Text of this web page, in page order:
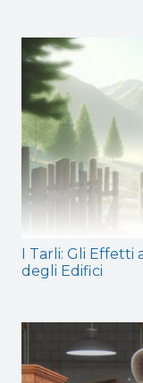
I Tarli: Gli
degli Edifici